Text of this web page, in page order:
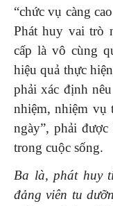
“chức vụ càng
Phát huy vai trò
cấp là vô cùng
hiệu quả thực
phải xác định
nhiệm, nhiệm vụ
ngày”, phải
trong cuộc sống.
Ba là, phát huy
đảng viên tu